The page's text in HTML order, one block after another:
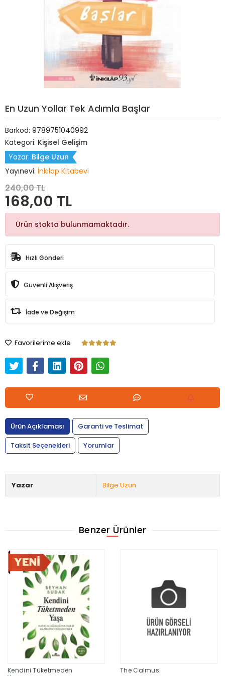
En Uzun Yollar Tek Adımla Başlar
Barkod: 9789751040992
Kategori: Kişisel Gelişim
Yazar: Bilge Uzun
Yayınevi: İnkılap Kitabevi
240,00 TL
168,00 TL
Ürün stokta bulunmamaktadır.
Hızlı Gönderi
Güvenli Alışveriş
İade ve Değişim
Favorilerime ekle
Ürün Açıklaması
Garanti ve Teslimat
Taksit Seçenekleri
Yorumlar
Yazar Bilge Uzun
Benzer Ürünler
Kendini Tüketmeden
The Calmus.